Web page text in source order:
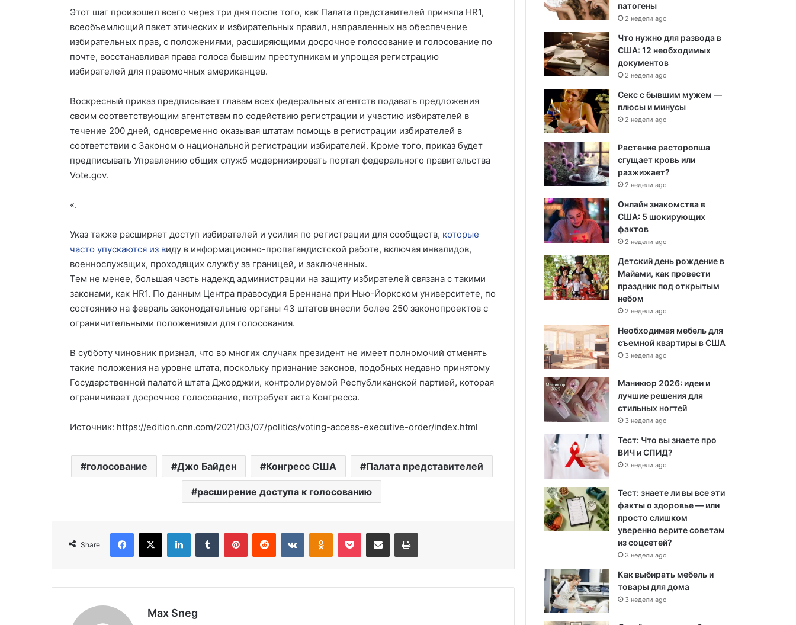
Этот шаг произошел всего через три дня после того, как Палата представителей приняла HR1,
всеобъемлющий пакет этических и избирательных правил, направленных на обеспечение
избирательных прав, с положениями, расширяющими досрочное голосование и голосование по
почте, восстанавливая права голоса бывшим преступникам и упрощая регистрацию
избирателей для правомочных американцев.
Воскресный приказ предписывает главам всех федеральных агентств подавать предложения
своим соответствующим агентствам по содействию регистрации и участию избирателей в
течение 200 дней, одновременно оказывая штатам помощь в регистрации избирателей в
соответствии с Законом о национальной регистрации избирателей. Кроме того, приказ будет
предписывать Управлению общих служб модернизировать портал федерального правительства
Vote.gov.
«.
Указ также расширяет доступ избирателей и усилия по регистрации для сообществ, которые
часто упускаются из виду в информационно-пропагандистской работе, включая инвалидов,
военнослужащих, проходящих службу за границей, и заключенных.
Тем не менее, большая часть надежд администрации на защиту избирателей связана с такими
законами, как HR1. По данным Центра правосудия Бреннана при Нью-Йоркском университете, по
состоянию на февраль законодательные органы 43 штатов внесли более 250 законопроектов с
ограничительными положениями для голосования.
В субботу чиновник признал, что во многих случаях президент не имеет полномочий отменять
такие положения на уровне штата, поскольку признание законов, подобных недавно принятому
Государственной палатой штата Джорджии, контролируемой Республиканской партией, которая
ограничивает досрочное голосование, потребует акта Конгресса.
Источник: https://edition.cnn.com/2021/03/07/politics/voting-access-executive-order/index.html
голосование Джо Байден Конгресс США Палата представителей
расширение доступа к голосованию
Share
Max Sneg
сыра
Удивительные факты о Флориде
Роль политических партий в
выборах США: 8 ключевых фактов
патогены
2 недели ago
Что нужно для развода в
США: 12 необходимых
документов
2 недели ago
Секс с бывшим мужем —
плюсы и минусы
2 недели ago
Растение расторопша
сгущает кровь или
разжижает?
2 недели ago
Онлайн знакомства в
США: 5 шокирующих
фактов
2 недели ago
Детский день рождение в
Майами, как провести
праздник под открытым
небом
2 недели ago
Необходимая мебель для
съемной квартиры в США
3 недели ago
Маникюр 2026: идеи и
лучшие решения для
стильных ногтей
3 недели ago
Тест: Что вы знаете про
ВИЧ и СПИД?
3 недели ago
Тест: знаете ли вы все эти
факты о здоровье — или
просто слишком
уверенно верите советам
из соцсетей?
3 недели ago
Как выбирать мебель и
товары для дома
3 недели ago